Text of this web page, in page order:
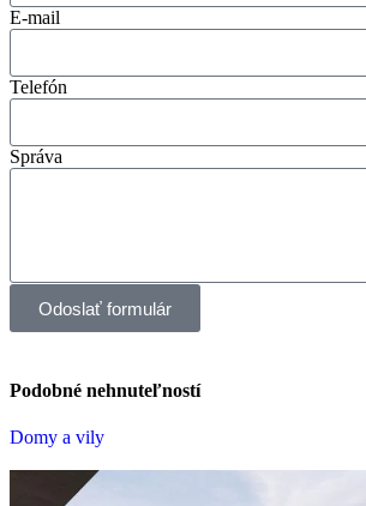
E-mail
Telefón
Správa
Odoslať formulár
Podobné nehnuteľností
Domy a vily